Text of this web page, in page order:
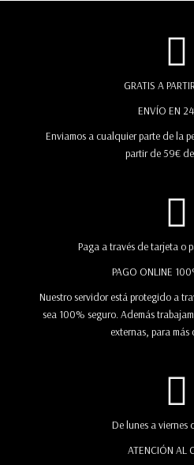
GRATIS A
ENVÍO EN
Enviamos a cualquier parte de la
partir de 59€
Paga a través de tarjeta o
PAGO ONLINE
Nuestro servidor está protegido a
sea 100% seguro. Además
externas, para
De lunes a viernes
ATENCIÓN AL